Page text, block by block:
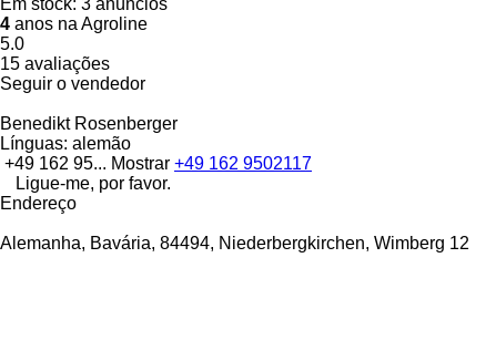
4 anos na Agroline
5.0
15 avaliações
Seguir o vendedor
Benedikt Rosenberger
Línguas: alemão
+49 162 95... Mostrar +49 162 9502117
Ligue-me, por favor.
Endereço
Alemanha, Bavária, 84494, Niederbergkirchen, Wimberg 12